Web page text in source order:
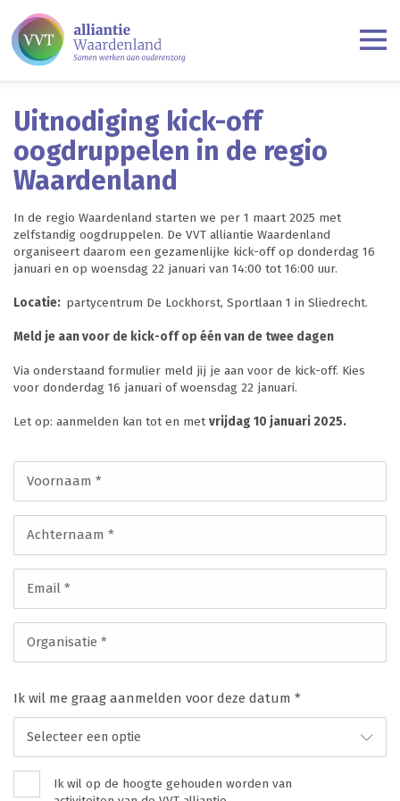
Uitnodiging kick-off
oogdruppelen in de regio
Waardenland
In de regio Waardenland starten we per 1 maart 2025 met
zelfstandig oogdruppelen. De VVT alliantie Waardenland
organiseert daarom een gezamenlijke kick-off op donderdag 16
januari en op woensdag 22 januari van 14:00 tot 16:00 uur.
Locatie: partycentrum De Lockhorst, Sportlaan 1 in Sliedrecht.
Meld je aan voor de kick-off op één van de twee dagen
Via onderstaand formulier meld jij je aan voor de kick-off. Kies
voor donderdag 16 januari of woensdag 22 januari.
Let op: aanmelden kan tot en met vrijdag 10 januari 2025.
Voornaam *
Achternaam *
Email *
Organisatie *
Ik wil me graag aanmelden voor deze datum *
Selecteer een optie
Ik wil op de hoogte gehouden worden van